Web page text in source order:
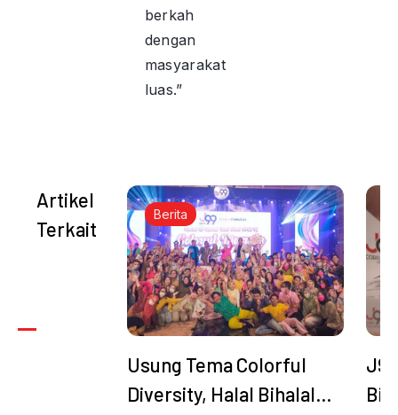
berkah
dengan
masyarakat
luas.”
Artikel
Terkait
Berita
Usung Tema Colorful
Diversity, Halal Bihalal